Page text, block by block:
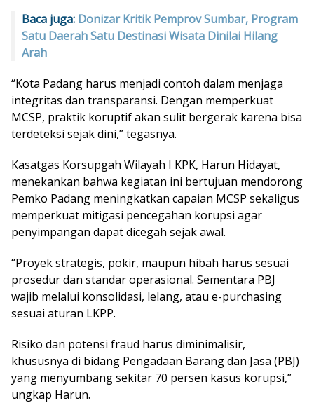
Baca juga: Donizar Kritik Pemprov Sumbar, Program
Satu Daerah Satu Destinasi Wisata Dinilai Hilang
Arah
“Kota Padang harus menjadi contoh dalam menjaga
integritas dan transparansi. Dengan memperkuat
MCSP, praktik koruptif akan sulit bergerak karena bisa
terdeteksi sejak dini,” tegasnya.
Kasatgas Korsupgah Wilayah I KPK, Harun Hidayat,
menekankan bahwa kegiatan ini bertujuan mendorong
Pemko Padang meningkatkan capaian MCSP sekaligus
memperkuat mitigasi pencegahan korupsi agar
penyimpangan dapat dicegah sejak awal.
“Proyek strategis, pokir, maupun hibah harus sesuai
prosedur dan standar operasional. Sementara PBJ
wajib melalui konsolidasi, lelang, atau e-purchasing
sesuai aturan LKPP.
Risiko dan potensi fraud harus diminimalisir,
khususnya di bidang Pengadaan Barang dan Jasa (PBJ)
yang menyumbang sekitar 70 persen kasus korupsi,”
ungkap Harun.